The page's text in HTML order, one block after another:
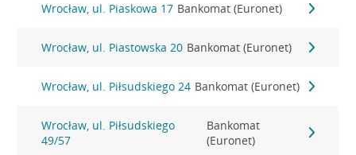
Wrocław, ul. Piaskowa 17 Bankomat (Euronet)
Wrocław, ul. Piastowska 20 Bankomat (Euronet)
Wrocław, ul. Piłsudskiego 24 Bankomat (Euronet)
Wrocław, ul. Piłsudskiego
49/57
Bankomat
(Euronet)